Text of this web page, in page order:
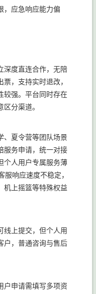
，应急响应能力偏
深度直连合作，无陪
，支持实时退改，
较强。平台同时存在
分渠道。
、夏令营等团队场景
服务申请，统一对接
个人用户专属服务薄
服响应速度不稳定，
机上摇篮等特殊权益
线上提交，但个人用
户，普通咨询与售后
户申请需填写多项资